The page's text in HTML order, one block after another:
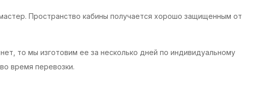
Пространство кабины получается хорошо защищенным от
то мы изготовим ее за несколько дней по индивидуальному
время перевозки.